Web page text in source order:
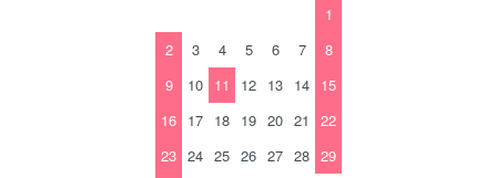
1
2
3 4 5 6 7
8
9
10 11 12 13 14 15
16 17 18 19 20 21
22
23 24 25 26 27 28 29